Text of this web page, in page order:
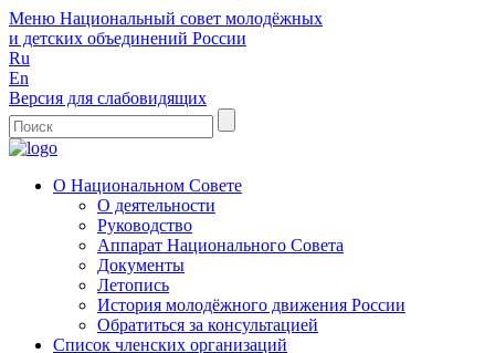
Меню Национальный совет молодёжных
и детских объединений России
Ru
En
Версия для слабовидящих
О Национальном Совете
О деятельности
Руководство
Аппарат Национального Совета
Документы
Летопись
История молодёжного движения России
Обратиться за консультацией
Список членских организаций